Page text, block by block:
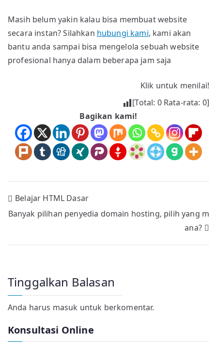
Masih belum yakin kalau bisa membuat website
secara instan? Silahkan hubungi kami, kami akan
bantu anda sampai bisa mengelola sebuah website
profesional hanya dalam beberapa jam saja
Klik untuk menilai!
[Total: 0Rata-rata: 0]
Bagikan kami!
Navigasi
pos
Belajar HTML Dasar
Banyak pilihan penyedia domain hosting, pilih yang m
ana?
Tinggalkan Balasan
Anda harus masuk untuk berkomentar.
Konsultasi Online